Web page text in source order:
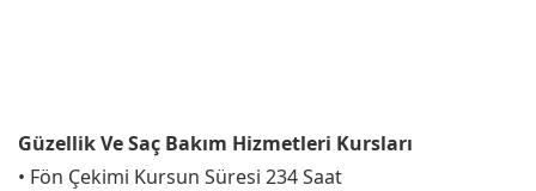
Güzellik Ve Saç Bakım Hizmetleri Kursları
• Fön Çekimi Kursun Süresi 234 Saat